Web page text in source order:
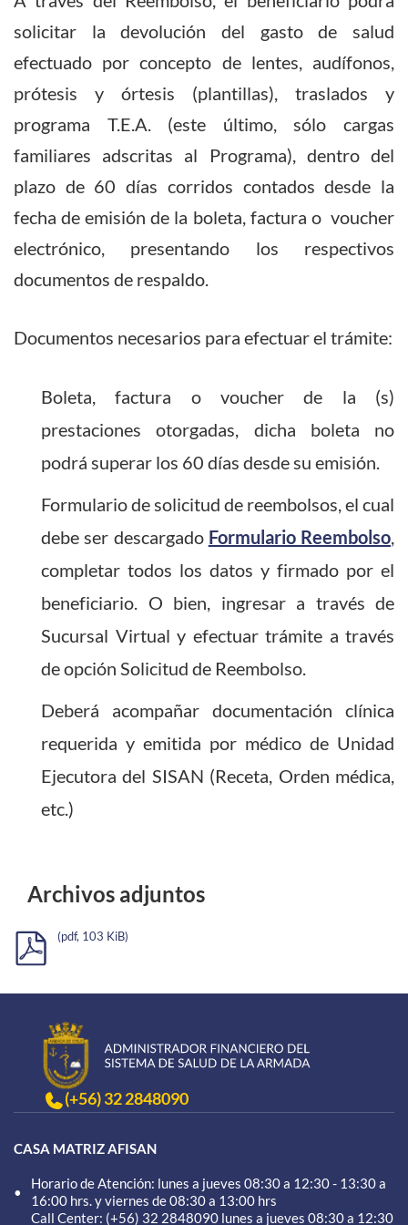
Glosario de Términos
Preguntas Frecuentes
modo claro
solicitar la devolución del gasto de salud
efectuado por concepto de lentes, audífonos,
prótesis y órtesis (plantillas), traslados y
programa T.E.A. (este último, sólo cargas
familiares adscritas al Programa), dentro del
plazo de 60 días corridos contados desde la
fecha de emisión de la boleta, factura o voucher
electrónico, presentando los respectivos
documentos de respaldo.
Documentos necesarios para efectuar el trámite:
Boleta, factura o voucher de la (s)
prestaciones otorgadas, dicha boleta no
podrá superar los 60 días desde su emisión.
Formulario de solicitud de reembolsos, el cual
debe ser descargado Formulario Reembolso,
completar todos los datos y firmado por el
beneficiario. O bien, ingresar a través de
Sucursal Virtual y efectuar trámite a través
de opción Solicitud de Reembolso.
Deberá acompañar documentación clínica
requerida y emitida por médico de Unidad
Ejecutora del SISAN (Receta, Orden médica,
etc.)
Archivos adjuntos
(pdf, 103 KiB)
(+56) 32 2848090
CASA MATRIZ AFISAN
Horario de Atención: lunes a jueves 08:30 a 12:30 - 13:30 a
16:00 hrs. y viernes de 08:30 a 13:00 hrs
Call Center: (+56) 32 2848090 lunes a jueves 08:30 a 12:30